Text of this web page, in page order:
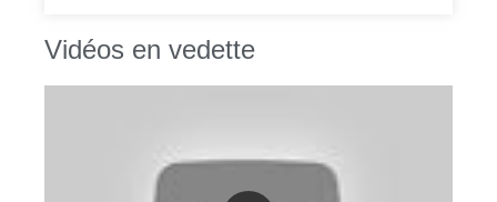
Vidéos en vedette